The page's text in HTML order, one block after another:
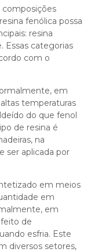
fenólica possa
resina
Essas categorias
com o
em
temperaturas
do que fenol
de resina é
na
ser aplicada por
em meios
em
em
de
esfria. Este
diversos setores,